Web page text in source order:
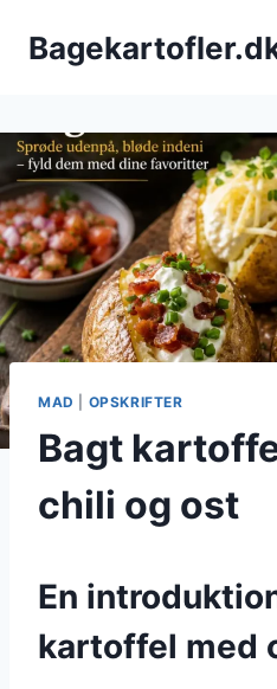
MAD OPSKRIFTER
Bagt
chili og ost
En
kartoffel med